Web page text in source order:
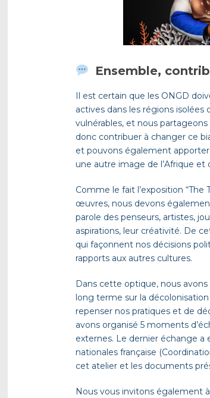
Ensemble,
Il est certain que les ONGD
actives dans les régions
vulnérables, et nous
donc contribuer à changer ce
et pouvons également
une autre image de l’Afrique et
Comme le fait l’exposition “The
œuvres, nous devons
parole des penseurs, artistes,
aspirations, leur créativité. De
qui façonnent nos décisions
rapports aux autres cultures.
Dans cette optique, nous
long terme sur la
repenser nos pratiques et de
avons organisé 5 moments
externes. Le dernier échange a
nationales française
cet atelier et les documents
Nous vous invitons également